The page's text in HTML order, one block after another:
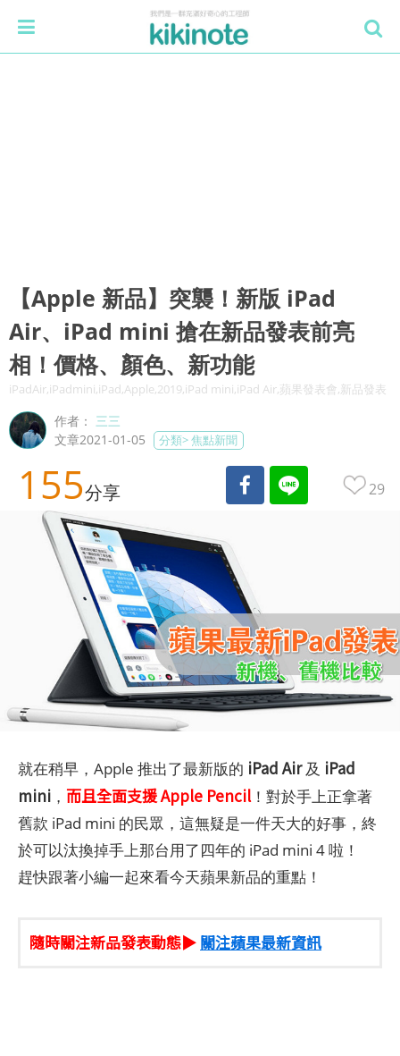
【Apple 新品】突襲！新版 iPad
Air、iPad mini 搶在新品發表前亮
相！價格、顏色、新功能
iPadAir,iPadmini,iPad,Apple,2019,iPad mini,iPad Air,蘋果發表會,新品發表
作者： 三三
文章2021-01-05
分類>焦點新聞
155分享 29
就在稍早，Apple 推出了最新版的 iPad Air及 iPad
mini ， 而且全面支援 Apple Pencil！對於手上正拿著
舊款 iPad mini 的民眾，這無疑是一件天大的好事，終
於可以汰換掉手上那台用了四年的 iPad mini 4 啦！
趕快跟著小編一起來看今天蘋果新品的重點！
隨時關注新品發表動態▶ 關注蘋果最新資訊